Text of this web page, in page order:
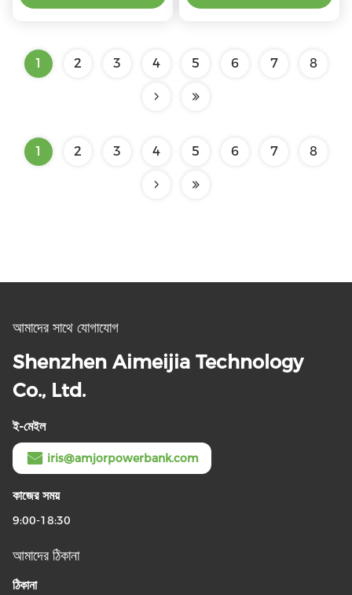
1 2 3 4 5 6 7 8
1 2 3 4 5 6 7 8
আমাদের সাথে যোগাযোগ
Shenzhen Aimeijia Technology
Co., Ltd.
ই-মেইল
iris@amjorpowerbank.com
কাজের সময়
9:00-18:30
আমাদের ঠিকানা
ঠিকানা